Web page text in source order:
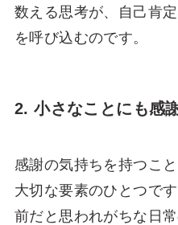
数える思考が、自己肯
を呼び込むのです。
2. 小さなことにも感
感謝の気持ちを持つこ
大切な要素のひとつで
前だと思われがちな日